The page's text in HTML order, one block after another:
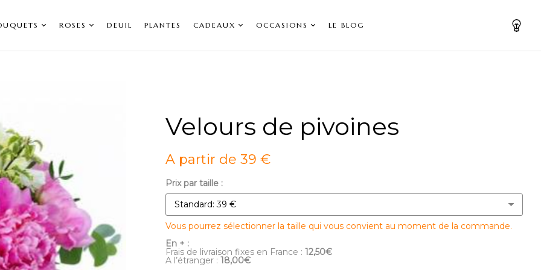
ROSES DEUIL PLANTES CADEAUX OCCASIONS LE BLOG
Velours de pivoines
A partir de 39 €
Prix par taille :
Vous pourrez sélectionner la taille qui vous convient au moment de la commande.
En + :
Frais de livraison fixes en France : 12,50€
A l’étranger : 18,00€